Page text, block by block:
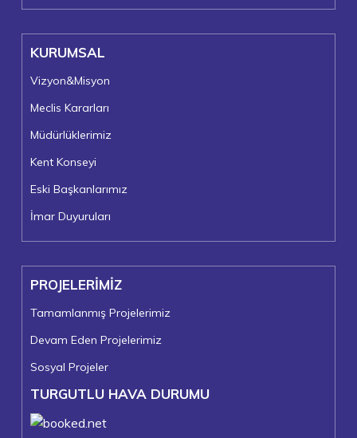
KURUMSAL
Vizyon&Misyon
Meclis Kararları
Müdürlüklerimiz
Kent Konseyi
Eski Başkanlarımız
İmar Duyuruları
PROJELERİMİZ
Tamamlanmış Projelerimiz
Devam Eden Projelerimiz
Sosyal Projeler
TURGUTLU HAVA DURUMU